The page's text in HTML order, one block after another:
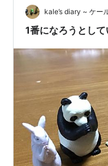
kale’s diary ~ ケー
1番になろうとして